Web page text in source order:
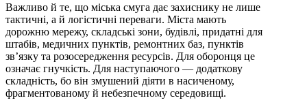
Важливо й те, що міська смуга дає захиснику не лише
тактичні, а й логістичні переваги. Міста мають
дорожню мережу, складські зони, будівлі, придатні для
штабів, медичних пунктів, ремонтних баз, пунктів
зв’язку та розосередження ресурсів. Для оборонця це
означає гнучкість. Для наступаючого — додаткову
складність, бо він змушений діяти в насиченому,
фрагментованому й небезпечному середовищі.